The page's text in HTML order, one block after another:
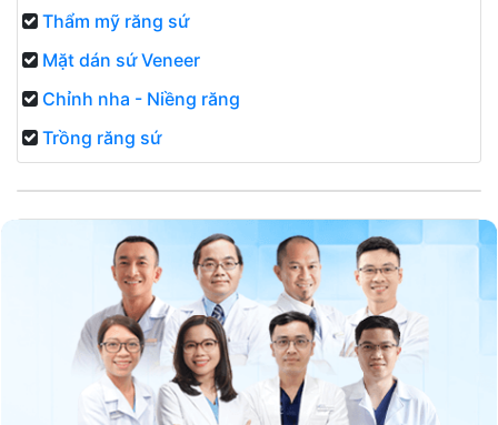
Thẩm mỹ răng sứ
Mặt dán sứ Veneer
Chỉnh nha - Niềng răng
Trồng răng sứ